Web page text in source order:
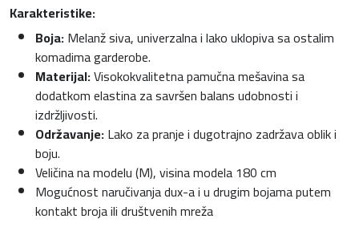
Karakteristike:
Boja:Melanž siva, univerzalna i lako uklopiva sa ostalim
komadima garderobe.
Materijal:Visokokvalitetna pamučna mešavina sa
dodatkom elastina za savršen balans udobnosti i
izdržljivosti.
Održavanje:Lako za pranje i dugotrajno zadržava oblik i
boju.
Veličina na modelu (M), visina modela 180 cm
Mogućnost naručivanja dux-a i u drugim bojama putem
kontakt broja ili društvenih mreža